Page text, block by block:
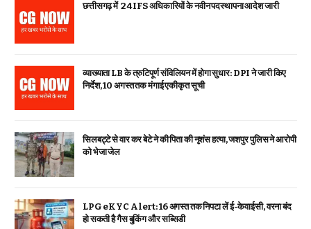
छत्तीसगढ़ में 24 IFS अधिकारियों के नवीन पदस्थापना आदेश जारी
व्याख्याता LB के त्रुटिपूर्ण संविलियन में होगा सुधार: DPI ने जारी किए
निर्देश, 10 अगस्त तक मंगाई एकीकृत सूची
सिलबट्टे से वार कर बेटे ने की पिता की नृशंस हत्या, जशपुर पुलिस ने आरोपी
को भेजा जेल
LPG eKYC Alert: 16 अगस्त तक निपटा लें ई-केवाईसी, वरना बंद
हो सकती है गैस बुकिंग और सब्सिडी